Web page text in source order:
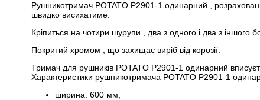
Рушникотримач POTATO P2901-1 одинарний ,
швидко висихатиме.
Кріпиться на чотири шурупи , два з одного і два з іншого
Покритий хромом , що захищає виріб від корозії.
Тримач для рушників POTATO P2901-1 одинарний
Характеристики рушникотримача POTATO P2901-1
ширина: 600 мм;